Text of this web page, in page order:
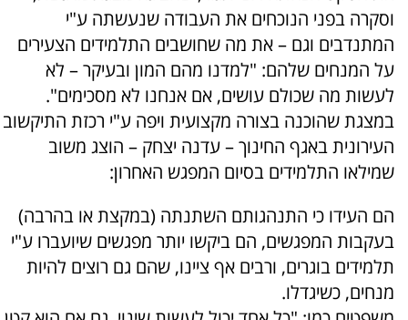
וסקרה בפני הנוכחים את העבודה שנעשתה ע"י
המתנדבים וגם – את מה שחושבים התלמידים הצעירים
על המנחים שלהם: "למדנו מהם המון ובעיקר – לא
לעשות מה שכולם עושים, אם אנחנו לא מסכימים".
במצגת שהוכנה בצורה מקצועית ויפה ע"י רכזת התיקשוב
העירונית באגף החינוך – עדנה יצחק – הוצג משוב
שמילאו התלמידים בסיום המפגש האחרון:
הם העידו כי התנהגותם השתנתה (במקצת או בהרבה)
בעקבות המפגשים, הם ביקשו יותר מפגשים שיועברו ע"י
תלמידים בוגרים, ורבים אף ציינו, שהם גם רוצים להיות
מנחים, כשיגדלו.